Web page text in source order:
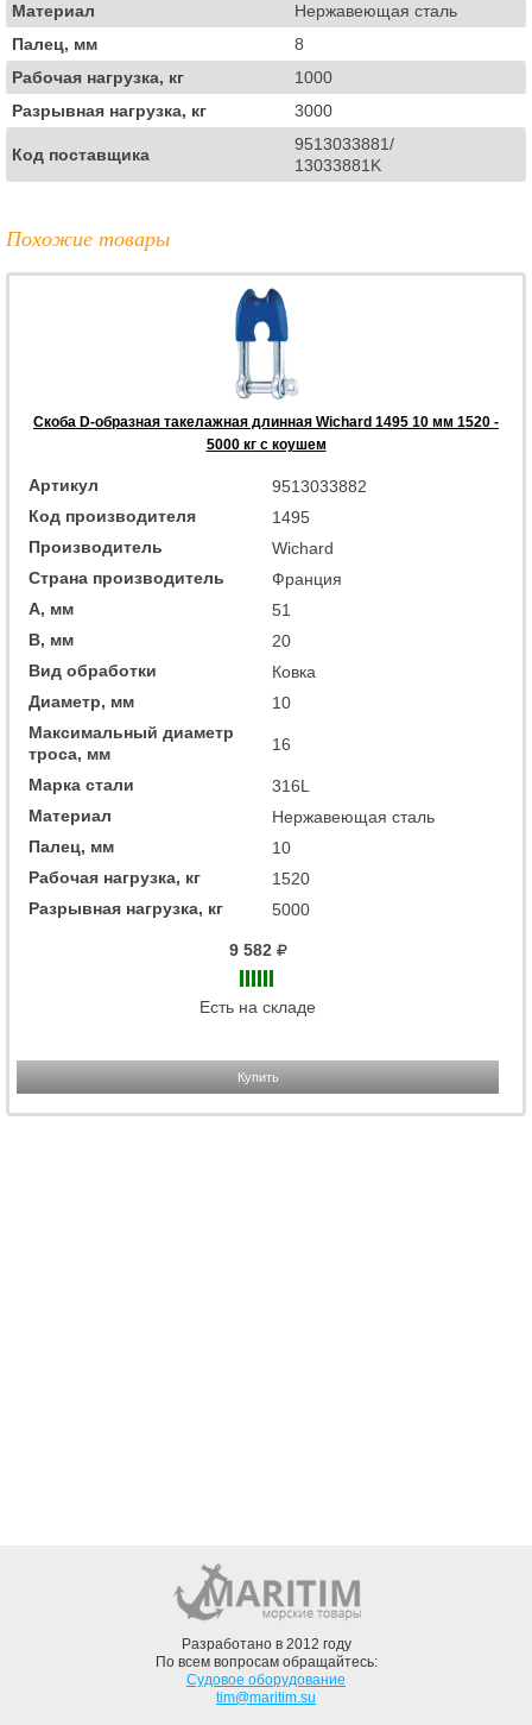
Материал
Нержавеющая сталь
Палец, мм
8
Рабочая нагрузка, кг
1000
Разрывная нагрузка, кг
3000
Код поставщика
9513033881/
13033881K
Похожие товары
Скоба D-образная такелажная длинная Wichard 1495 10 мм 1520 -
5000 кг с коушем
Артикул
9513033882
Код производителя
1495
Производитель
Wichard
Страна производитель
Франция
A, мм
51
B, мм
20
Вид обработки
Ковка
Диаметр, мм
10
Максимальный диаметр
троса, мм
16
Марка стали
316L
Материал
Нержавеющая сталь
Палец, мм
10
Рабочая нагрузка, кг
1520
Разрывная нагрузка, кг
5000
9 582
Есть на складе
Купить
Разработано в 2012 году
По всем вопросам обращайтесь:
Судовое оборудование
tim@maritim.su